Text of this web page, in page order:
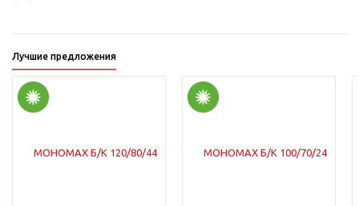
Лучшие предложения